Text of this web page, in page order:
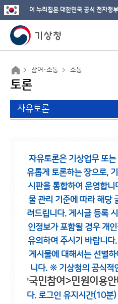
이 누리집은 대한민국 공식 전자정
참여·소통 소통
토론
자유토론
자유토론은 기상업무 또
유롭게 토론하는 장으로,
시판을 통합하여 운영합니
물 관리 기준에 따라 해당
려드립니다. 게시글 등록
인정보가 포함될 경우 개
유의하여 주시기 바랍니다.
게시물에 대해서는 선별
니다. ※ 기상청의 공식적
'국민참여>민원이용안
다. 로그인 유지시간(10분)